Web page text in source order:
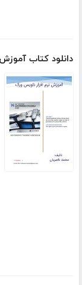
دانلود کتاب